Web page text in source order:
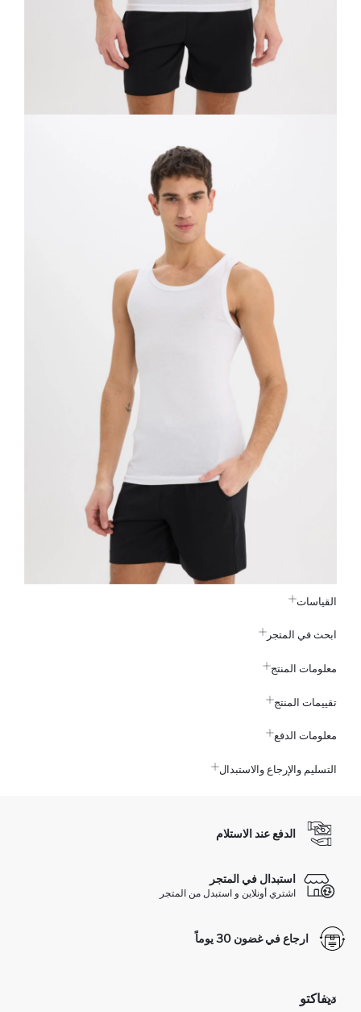
القياسات
ابحث في المتجر
معلومات المنتج
تقييمات المنتج
معلومات الدفع
التسليم والإرجاع والاستبدال
الدفع عند الاستلام
استبدال في المتجر
اشتري أونلاين و استبدل من المتجر
ارجاع في غضون 30 يوماً
ديفاكتو